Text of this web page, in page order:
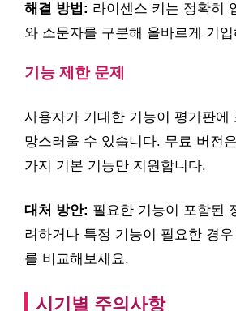
해결 방법: 라이센스 키는 정확히
와 소문자를 구분해 올바르게 기
기능 제한 문제
사용자가 기대한 기능이 평가판에
망스러울 수 있습니다. 무료 버전
가지 기본 기능만 지원합니다.
대처 방안: 필요한 기능이 포함된
려하거나 특정 기능이 필요한 경
를 비교해보세요.
시기별 주의사항